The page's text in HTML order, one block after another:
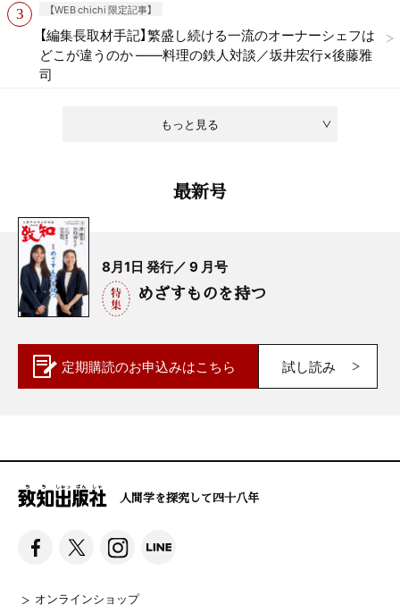
もっと見る
【WEB chichi 限定記事】
【編集長取材手記】繁盛し続ける一流のオーナーシェフは
どこが違うのか ——料理の鉄人対談／坂井宏行×後藤雅
司
最新号
8月1日 発行／ 9 月号
めざすものを持つ
定期購読のお申込みはこちら 試し読み
人間学を探究して四十八年
オンラインショップ